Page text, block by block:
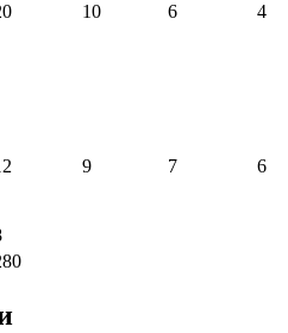
10 6 4
9 7 6